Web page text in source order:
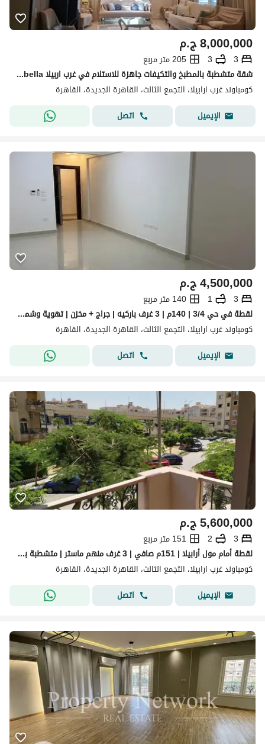
ج.م8,000,000
3
3
205 متر مربع
شقة متشطبة بالمطبخ والتكيفات جاهزة للاستلام في غرب اربيلا Gharb Arabella
كومباوند غرب ارابيلا، التجمع الثالث، القاهرة الجديدة، القاهرة
الإيميل
اتصل
ج.م4,500,000
3
1
140 متر مربع
لقطة في حي 3/4 | 140م | 3 غرف باركيه | جراج + مخزن | تهوية وشمس ممتازة | تقسيط متاح
كومباوند غرب ارابيلا، التجمع الثالث، القاهرة الجديدة، القاهرة
الإيميل
اتصل
ج.م5,600,000
3
2
151 متر مربع
لقطة أمام مول أرابيلا | 151م صافي | 3 غرف منهم ماستر | متشطبة بالكامل | 5.6 مليون
كومباوند غرب ارابيلا، التجمع الثالث، القاهرة الجديدة، القاهرة
الإيميل
اتصل